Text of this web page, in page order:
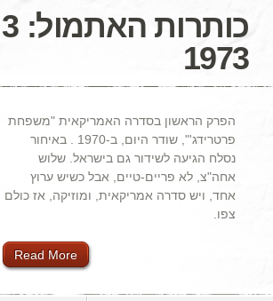
1973
הפרק הראשון בסדרה האמריקאית "משפחת
פרטרידג'", שודר היום, ב-1970 . באיחור
נסלח הגיעה לשידור גם בישראל. שלוש
אחה"צ, לא פריים-טיים, אבל כשיש ערוץ
אחד, ויש סדרה אמריקאית, ומוזיקה, אז כולם
צפו.
Read More